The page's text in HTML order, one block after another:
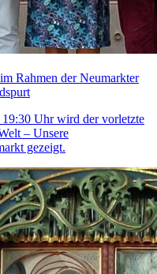
Rahmen der Neumarkter
Uhr wird der vorletzte
– Unsere
gezeigt.